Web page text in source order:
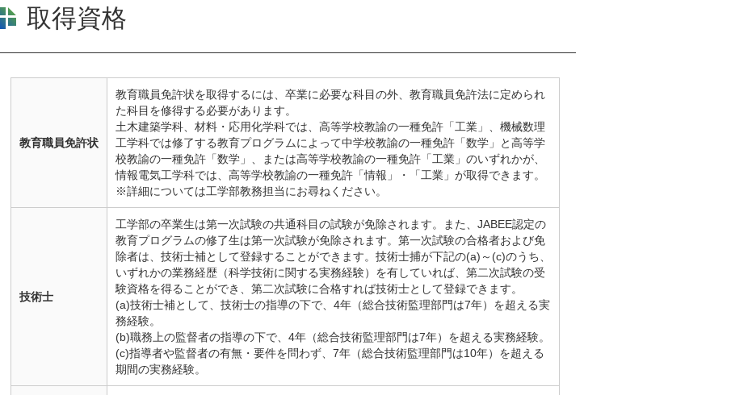
取得資格
教育職員免許状
教育職員免許状を取得するには、卒業に必要な科目の外、教育職員免許法に定められ
た科目を修得する必要があります。
土木建築学科、材料・応用化学科では、高等学校教諭の一種免許「工業」、機械数理
工学科では修了する教育プログラムによって中学校教諭の一種免許「数学」と高等学
校教諭の一種免許「数学」、または高等学校教諭の一種免許「工業」のいずれかが、
情報電気工学科では、高等学校教諭の一種免許「情報」・「工業」が取得できます。
※詳細については工学部教務担当にお尋ねください。
技術士
工学部の卒業生は第一次試験の共通科目の試験が免除されます。また、JABEE認定の
教育プログラムの修了生は第一次試験が免除されます。第一次試験の合格者および免
除者は、技術士補として登録することができます。技術士捕が下記の(a)～(c)のうち、
いずれかの業務経歴（科学技術に関する実務経験）を有していれば、第二次試験の受
験資格を得ることができ、第二次試験に合格すれば技術士として登録できます。
(a)技術士補として、技術士の指導の下で、4年（総合技術監理部門は7年）を超える実
務経験。
(b)職務上の監督者の指導の下で、4年（総合技術監理部門は7年）を超える実務経験。
(c)指導者や監督者の有無・要件を問わず、7年（総合技術監理部門は10年）を超える
期間の実務経験。